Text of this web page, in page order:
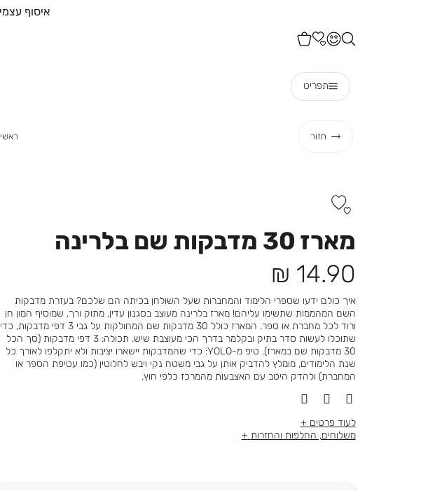
תפריט
חזור ראשי
מארז 30 מדבקות שם בלרינה
מחיר
מוצר
14.90 ₪
איך כולם ידעו שספרי הלימוד והמחברות שעל השולחן בכיתה הם שלכם? בעזרת מדבקות
השם המהממות שתשימו עליהם! מארז בלרינה מעוצב בסגנון עדין, מתוק ורך, שמוסיף המון חן
ורוד לכל מחברת או ספר. המארז כולל 30 מדבקות שם המחולקות על גבי 3 דפי מדבקות, כדי
שתוכלו לעשות סדר בתיק ובקלמר בדרך הכי מעוצבת שיש. תכולה: 3 דפי מדבקות (סך הכל
30 מדבקות שם במארז). טיפ מ-YOLO: כדי שהמדבקות יישארו יציבות ולא יתקלפו לאורך כל
שנת הלימודים, מומלץ להדביק אותן על גבי משטח נקי ויבש לחלוטין (כמו עטיפת הספר או
המחברת) ולהדק היטב עם האצבעות מהמרכז כלפי חוץ.
לעוד פרטים
משלוחים, החלפות והחזרות